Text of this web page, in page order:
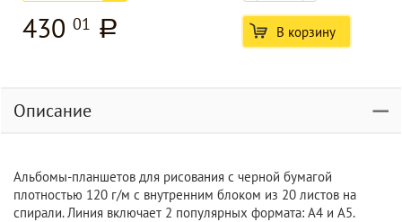
430 01 a В корзину
Описание
Альбомы-планшетов для рисования с черной бумагой
плотностью 120 г/м с внутренним блоком из 20 листов на
спирали. Линия включает 2 популярных формата: А4 и А5.